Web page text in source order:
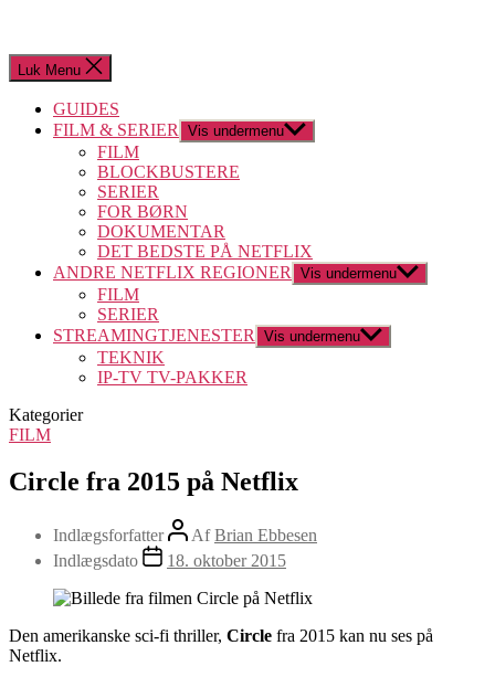
Luk Menu
GUIDES
FILM & SERIER
Vis undermenu
FILM
BLOCKBUSTERE
SERIER
FOR BØRN
DOKUMENTAR
DET BEDSTE PÅ NETFLIX
ANDRE NETFLIX REGIONER
Vis undermenu
FILM
SERIER
STREAMINGTJENESTER
Vis undermenu
TEKNIK
IP-TV TV-PAKKER
Kategorier
FILM
Circle fra 2015 på Netflix
Indlægsforfatter AfBrian Ebbesen
Indlægsdato
18. oktober 2015
Den amerikanske sci-fi thriller, Circle fra 2015 kan nu ses på
Netflix.